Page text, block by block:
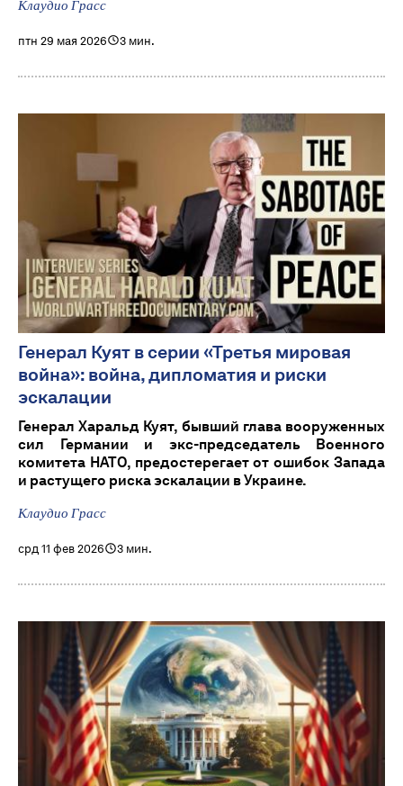
Клаудио Грасс
птн 29 мая 2026 3 мин.
Генерал Куят в серии «Третья мировая
война»: война, дипломатия и риски
эскалации
Генерал Харальд Куят, бывший глава вооруженных
сил Германии и экс-председатель Военного
комитета НАТО, предостерегает от ошибок Запада
и растущего риска эскалации в Украине.
Клаудио Грасс
срд 11 фев 2026 3 мин.